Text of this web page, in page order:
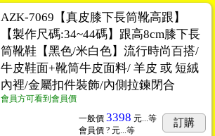
AZK-7069【真皮膝下長筒靴高跟】
【製作尺碼:34~44碼】跟高8cm膝下長
筒靴鞋【黑色/米白色】流行時尚百搭/
牛皮鞋面+靴筒牛皮面料/ 羊皮 或 短絨
內裡/金屬扣件裝飾/內側拉鍊閉合
會員方可看到會員價
一般價 3398 元...等
會員價 ? 元...等
訂購